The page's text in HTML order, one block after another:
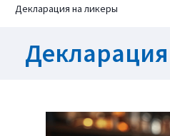
Декларация на ликеры